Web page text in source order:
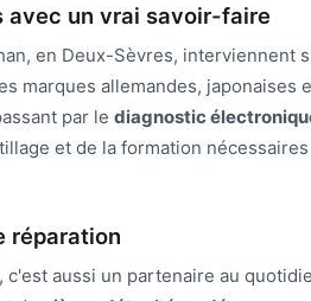
avec un vrai savoir-faire
en Deux-Sèvres, interviennent
marques allemandes, japonaises
par le diagnostic
et de la formation
réparation
c'est aussi un partenaire au